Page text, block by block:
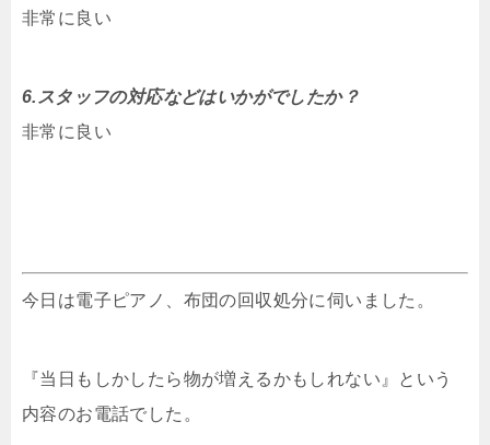
非常に良い
6.スタッフの対応などはいかがでしたか？
非常に良い
今日は電子ピアノ、布団の回収処分に伺いました。
『当日もしかしたら物が増えるかもしれない』という
内容のお電話でした。